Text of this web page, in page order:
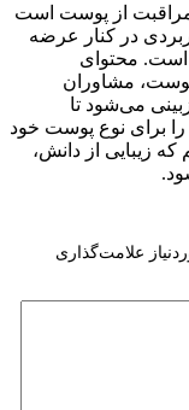
از پوست است
در کنار عرضه
است. محتوای
مشاوران
می‌شود تا
را برای نوع پوست خود
که زیبایی از دانش،
علامت‌گذاری